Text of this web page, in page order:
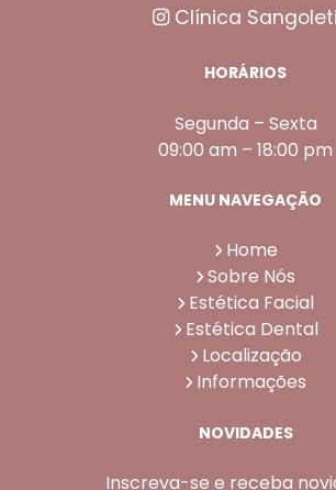
Clínica Sangoleti
HORÁRIOS
Segunda – Sexta
09:00 am – 18:00 pm
MENU NAVEGAÇÃO
Home
Sobre Nós
Estética Facial
Estética Dental
Localização
Informações
NOVIDADES
Inscreva-se e receba